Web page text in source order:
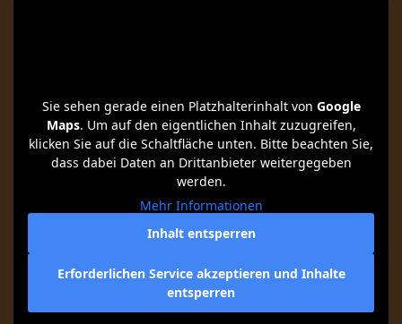
Sie sehen gerade einen Platzhalterinhalt von Google
Maps. Um auf den eigentlichen Inhalt zuzugreifen,
klicken Sie auf die Schaltfläche unten. Bitte beachten Sie,
dass dabei Daten an Drittanbieter weitergegeben
werden.
Mehr Informationen
Inhalt entsperren
Erforderlichen Service akzeptieren und Inhalte
entsperren